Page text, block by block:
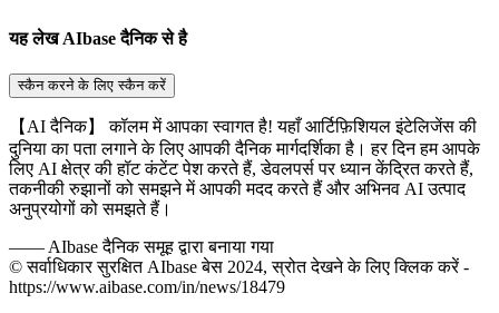
यह लेख AIbase दैनिक से है
स्कैन करने के लिए स्कैन करें
【AI दैनिक】 कॉलम में आपका स्वागत है! यहाँ आर्टिफ़िशियल इंटेलिजेंस की
दुनिया का पता लगाने के लिए आपकी दैनिक मार्गदर्शिका है। हर दिन हम आपके
लिए AI क्षेत्र की हॉट कंटेंट पेश करते हैं, डेवलपर्स पर ध्यान केंद्रित करते हैं,
तकनीकी रुझानों को समझने में आपकी मदद करते हैं और अभिनव AI उत्पाद
अनुप्रयोगों को समझते हैं।
—— AIbase दैनिक समूह द्वारा बनाया गया
© सर्वाधिकार सुरक्षित AIbase बेस 2024, स्रोत देखने के लिए क्लिक करें -
https://www.aibase.com/in/news/18479